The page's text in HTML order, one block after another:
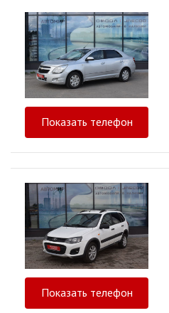
Показать телефон
Показать телефон